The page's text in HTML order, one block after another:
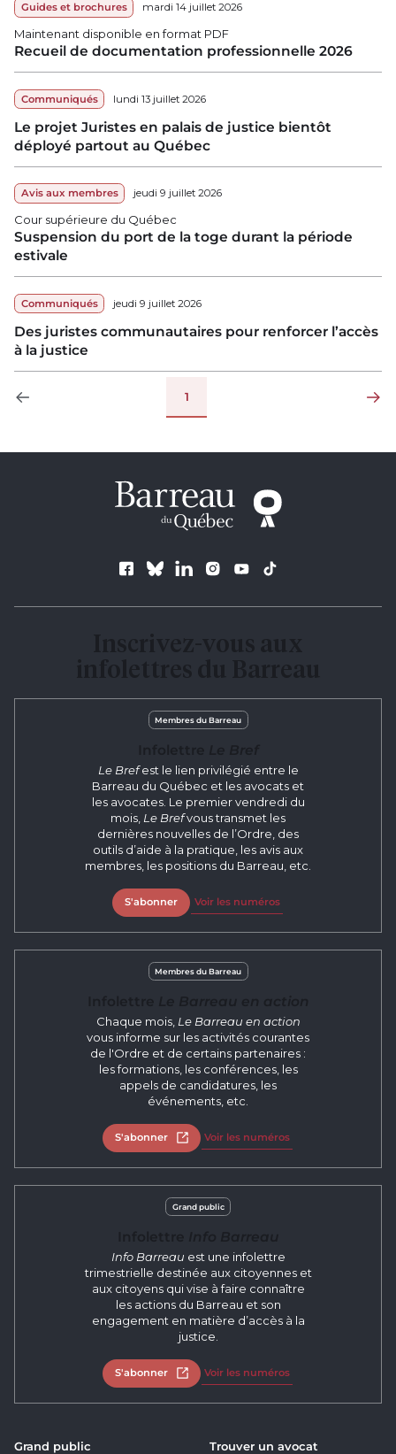
Guides et brochures mardi 14 juillet 2026
Maintenant disponible en format PDF
Recueil de documentation professionnelle 2026
Communiqués lundi 13 juillet 2026
Le projet Juristes en palais de justice bientôt
déployé partout au Québec
Avis aux membres jeudi 9 juillet 2026
Cour supérieure du Québec
Suspension du port de la toge durant la période
estivale
Communiqués jeudi 9 juillet 2026
Des juristes communautaires pour renforcer l’accès
à la justice
Pagination 1
Page
Suivez le Barreau
Membres du Barreau
Le Brefest le lien privilégié entre le
Barreau du Québec et les avocats et
les avocates. Le premier vendredi du
mois, Le Brefvous transmet les
dernières nouvelles de l’Ordre, des
outils d’aide à la pratique, les avis aux
membres, les positions du Barreau, etc.
S'abonner Voir les numéros
Membres du Barreau
Chaque mois, Le Barreau en action
vous informe sur les activités courantes
de l'Ordre et de certains partenaires :
les formations, les conférences, les
appels de candidatures, les
événements, etc.
S'abonner Ouvrir dans un nouvel onglet
Voir les numéros
Grand public
Info Barreau est une infolettre
trimestrielle destinée aux citoyennes et
aux citoyens qui vise à faire connaître
les actions du Barreau et son
engagement en matière d’accès à la
justice.
S'abonner Ouvrir dans un nouvel onglet
Voir les numéros
Grand public Trouver un avocat